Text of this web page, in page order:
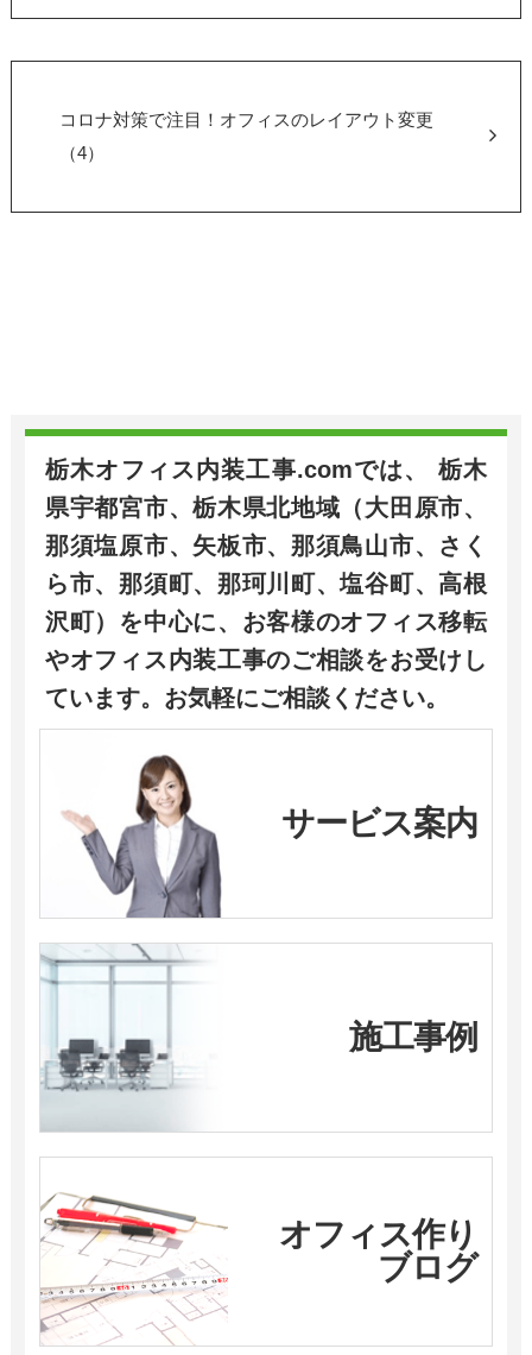
コロナ対策で注目！オフィスのレイアウト変更
（4）
栃木オフィス内装工事.comでは、 栃木
県宇都宮市、栃木県北地域（大田原市、
那須塩原市、矢板市、那須鳥山市、さく
ら市、那須町、那珂川町、塩谷町、高根
沢町）を中心に、お客様のオフィス移転
やオフィス内装工事のご相談をお受けし
ています。お気軽にご相談ください。
サービス案内
施工事例
オフィス作り
ブログ